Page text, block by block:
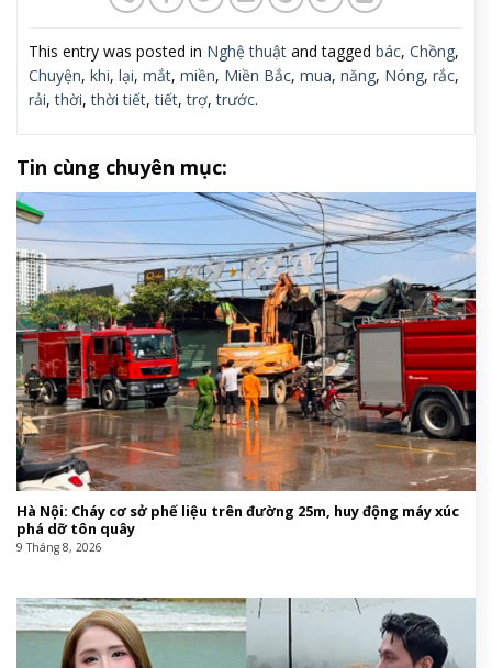
This entry was posted in Nghệ thuật and tagged bác, Chồng,
Chuyện, khi, lại, mắt, miền, Miền Bắc, mua, năng, Nóng, rắc,
rải,thời,thời tiết,tiết,trợ,trước.
Tin cùng chuyên mục:
Hà Nội: Cháy cơ sở phế liệu trên đường 25m, huy động máy xúc
phá dỡ tôn quây
9 Tháng 8, 2026